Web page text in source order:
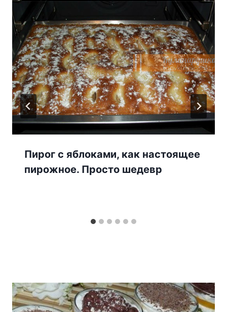
Пирог с яблоками, как настоящее
пирожное. Просто шедевр